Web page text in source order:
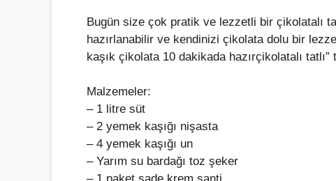
Bugün size çok pratik ve lezzetli bir çikolatalı
hazırlanabilir ve kendinizi çikolata dolu bir
kaşık çikolata 10 dakikada hazırçikolatalı tatlı”
Malzemeler:
– 1 litre süt
– 2 yemek kaşığı nişasta
– 4 yemek kaşığı un
– Yarım su bardağı toz şeker